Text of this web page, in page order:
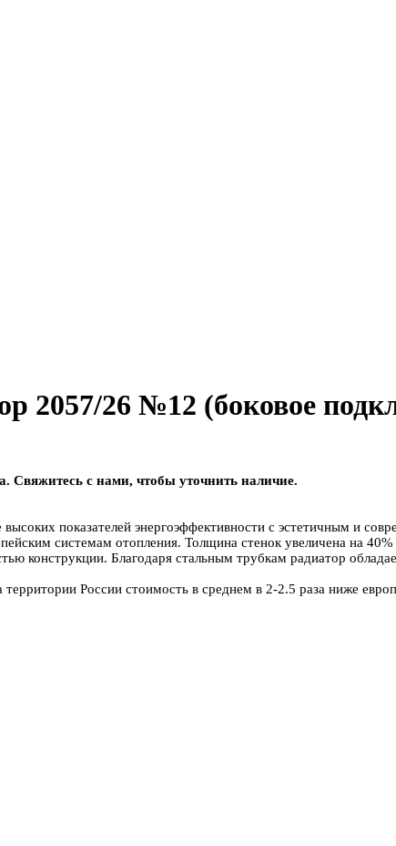
2057/26 №12 (боковое
Свяжитесь с нами, чтобы уточнить наличие.
показателей энергоэффективности с эстетичным и
системам отопления. Толщина стенок увеличена на
конструкции. Благодаря стальным трубкам радиатор
России стоимость в среднем в 2-2.5 раза ниже